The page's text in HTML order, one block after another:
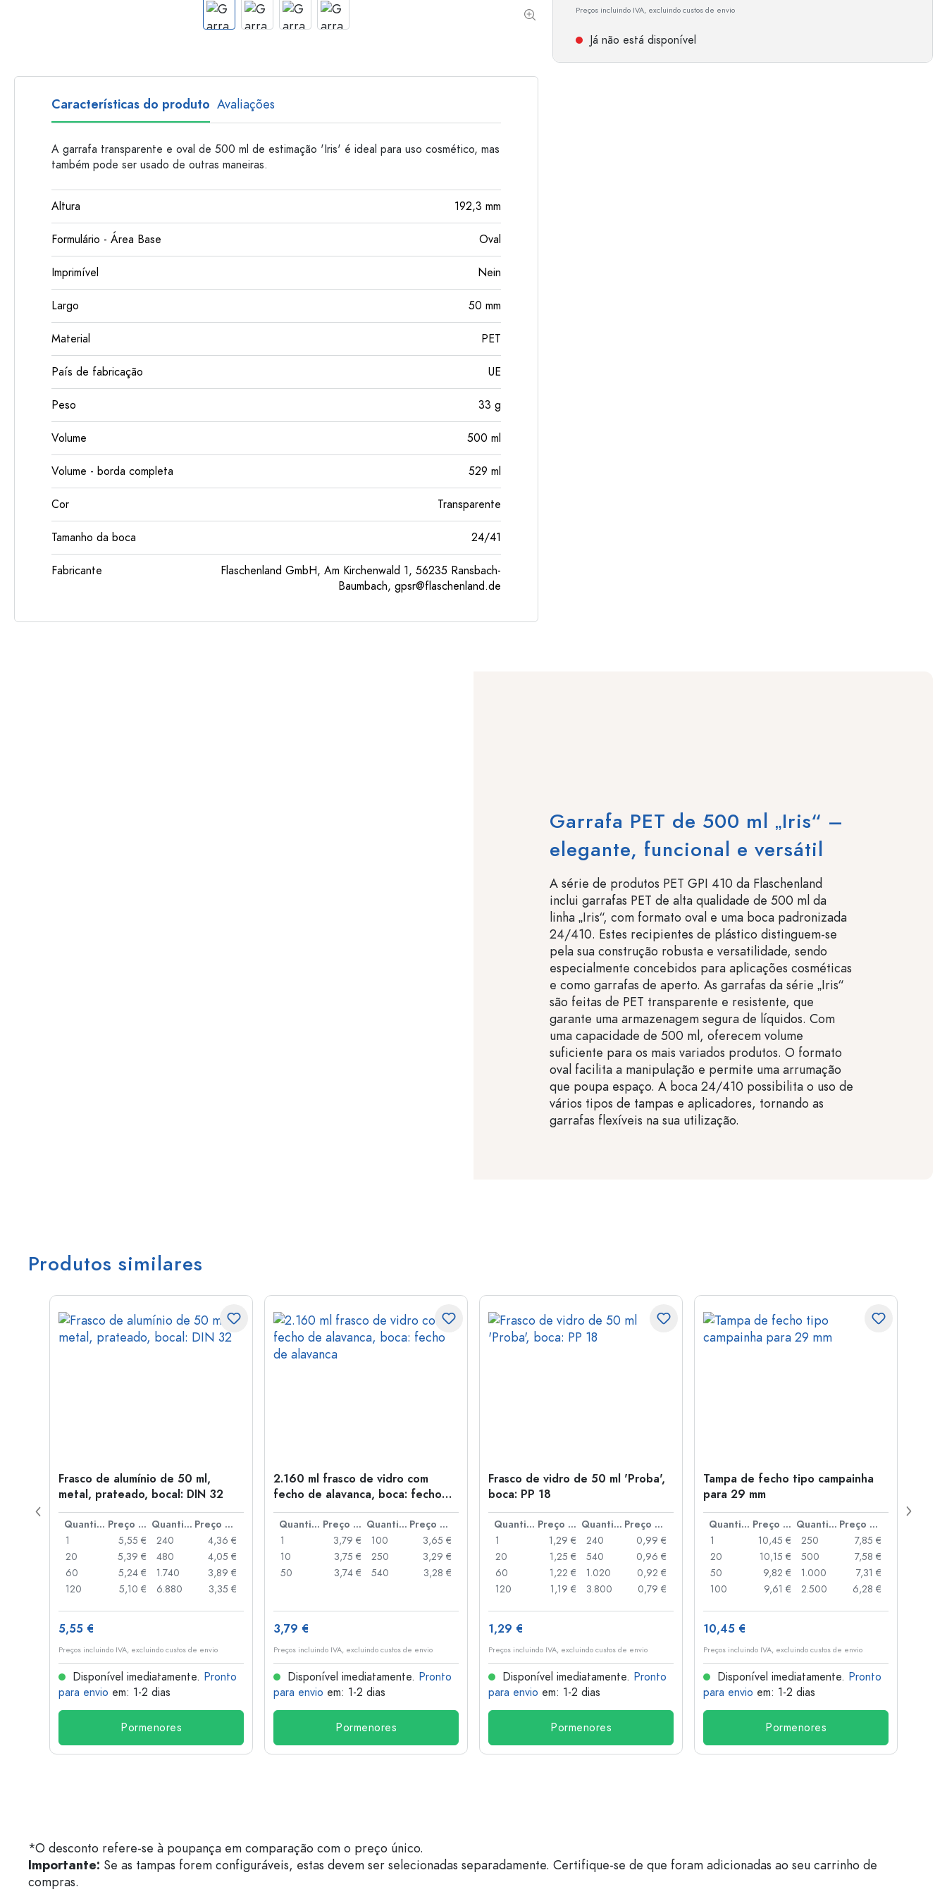
Garrafas de plastico
Preços incluindo IVA, excluindo custos de envio
Já não está disponível
Características do produto Avaliações
A garrafa transparente e oval de 500 ml de estimação 'Iris' é ideal para uso cosmético, mas
também pode ser usado de outras maneiras.
Altura 192,3 mm
Formulário - Área Base Oval
Imprimível Nein
Largo 50 mm
Material PET
País de fabricação UE
Peso 33 g
Volume 500 ml
Volume - borda completa 529 ml
Cor Transparente
Tamanho da boca 24/41
Fabricante
Flaschenland GmbH, Am Kirchenwald 1, 56235 Ransbach-
Baumbach, gpsr@flaschenland.de
Garrafa PET de 500 ml „Iris“ –
elegante, funcional e versátil
A série de produtos PET GPI 410 da Flaschenland
inclui garrafas PET de alta qualidade de 500 ml da
linha „Iris“, com formato oval e uma boca padronizada
24/410. Estes recipientes de plástico distinguem-se
pela sua construção robusta e versatilidade, sendo
especialmente concebidos para aplicações cosméticas
e como garrafas de aperto. As garrafas da série „Iris“
são feitas de PET transparente e resistente, que
garante uma armazenagem segura de líquidos. Com
uma capacidade de 500 ml, oferecem volume
suficiente para os mais variados produtos. O formato
oval facilita a manipulação e permite uma arrumação
que poupa espaço. A boca 24/410 possibilita o uso de
vários tipos de tampas e aplicadores, tornando as
garrafas flexíveis na sua utilização.
Produtos similares
Frasco de alumínio de 50 ml,
metal, prateado, bocal: DIN 32
Quantidade Preço por peça Quantidade
Preço por peça
1
5,55 €
20
5,39 €
60
5,24 €
120
5,10 €
240
4,36 €
480
4,05 €
1.740
3,89 €
6.880
3,35 €
5,55 €
Preços incluindo IVA, excluindo custos de envio
Disponível imediatamente. Pronto
para envio em: 1-2 dias
Pormenores
2.160 ml frasco de vidro com
fecho de alavanca, boca: fecho
de alavanca
Quantidade Preço por peça Quantidade
Preço por peça
1
3,79 €
10
3,75 €
50
3,74 €
100
3,65 €
250
3,29 €
540
3,28 €
3,79 €
Preços incluindo IVA, excluindo custos de envio
Disponível imediatamente. Pronto
para envio em: 1-2 dias
Pormenores
Frasco de vidro de 50 ml 'Proba',
boca: PP 18
Quantidade Preço por peça Quantidade
Preço por peça
1
1,29 €
20
1,25 €
60
1,22 €
120
1,19 €
240
0,99 €
540
0,96 €
1.020
0,92 €
3.800
0,79 €
1,29 €
Preços incluindo IVA, excluindo custos de envio
Disponível imediatamente. Pronto
para envio em: 1-2 dias
Pormenores
Tampa de fecho tipo campainha
para 29 mm
Quantidade Preço por peça Quantidade
Preço por peça
1
10,45 €
20
10,15 €
50
9,82 €
100
9,61 €
250
7,85 €
500
7,58 €
1.000
7,31 €
2.500
6,28 €
10,45 €
Preços incluindo IVA, excluindo custos de envio
Disponível imediatamente. Pronto
para envio em: 1-2 dias
Pormenores
*O desconto refere-se à poupança em comparação com o preço único.
Importante: Se as tampas forem configuráveis, estas devem ser selecionadas separadamente. Certifique-se de que foram adicionadas ao seu carrinho de
compras.